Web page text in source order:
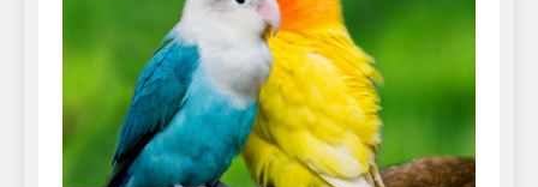
Can Bulldogs Play Fetch?
And How to Train Them!
7 Năm Ago
How Often Do I Need to
Groom My Bulldog
7 Năm Ago